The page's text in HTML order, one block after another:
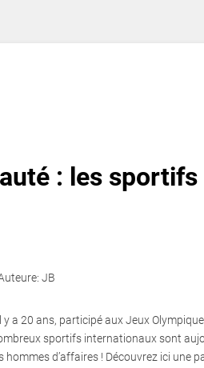
: les
JB
a 20 ans, participé aux Jeux
sportifs internationaux sont
d’affaires ! Découvrez ici une